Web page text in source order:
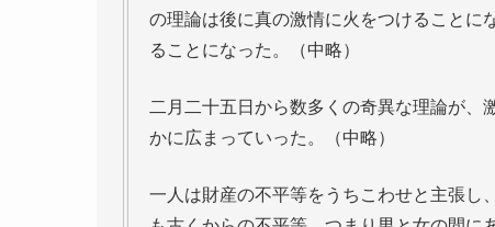
の理論は後に真の激情に火をつけることに
ることになった。（中略）
二月二十五日から数多くの奇異な理論が、
かに広まっていった。（中略）
一人は財産の不平等をうちこわせと主張し